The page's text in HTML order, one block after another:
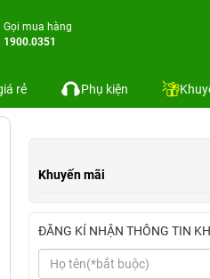
Gọi mua hàng
1900.0351
rẻ Phụ kiện
Khuyến mãi
ĐĂNG KÍ NHẬN THÔNG TIN